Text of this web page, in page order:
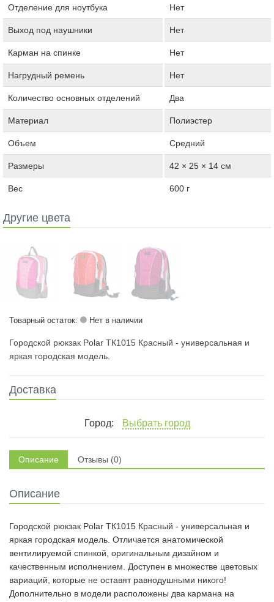
Отделение для ноутбука Нет
Выход под наушники Нет
Карман на спинке Нет
Нагрудный ремень Нет
Количество основных отделений Два
Материал Полиэстер
Объем Средний
Размеры 42 × 25 × 14 см
Вес 600 г
Другие цвета
Товарный остаток: Нет в наличии
Городской рюкзак Polar ТК1015 Красный - универсальная и
яркая городская модель.
Доставка
Город: Выбрать город
Описание Отзывы (0)
Описание
Городской рюкзак Polar ТК1015 Красный - универсальная и
яркая городская модель. Отличается анатомической
вентилируемой спинкой, оригинальным дизайном и
качественным исполнением. Доступен в множестве цветовых
вариаций, которые не оставят равнодушными никого!
Дополнительно в модели расположены два кармана на